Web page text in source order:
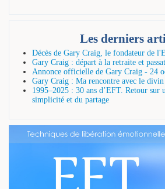
Les derniers
Décès de Gary Craig, le fondateur de
Gary Craig : départ à la retraite et
Annonce officielle de Gary Craig - 24
Gary Craig : Ma rencontre avec le divin
1995–2025 : 30 ans d’EFT. Retour sur
simplicité et du partage